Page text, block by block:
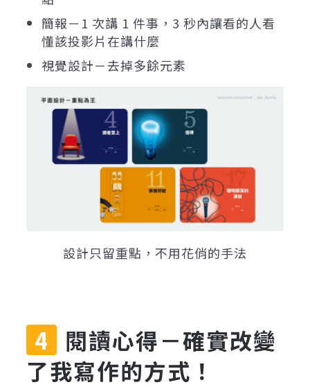
簡報－1 次講 1 件事，3 秒內讓看的人看
懂該投影片在講什麼
視覺設計－去掉多餘元素
設計只留重點，不用花俏的手法
閱讀心得－確實改變
了我寫作的方式！